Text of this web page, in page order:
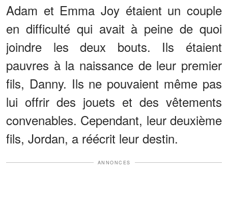
Adam et Emma Joy étaient un couple
en difficulté qui avait à peine de quoi
joindre les deux bouts. Ils étaient
pauvres à la naissance de leur premier
fils, Danny. Ils ne pouvaient même pas
lui offrir des jouets et des vêtements
convenables. Cependant, leur deuxième
fils, Jordan, a réécrit leur destin.
ANNONCES